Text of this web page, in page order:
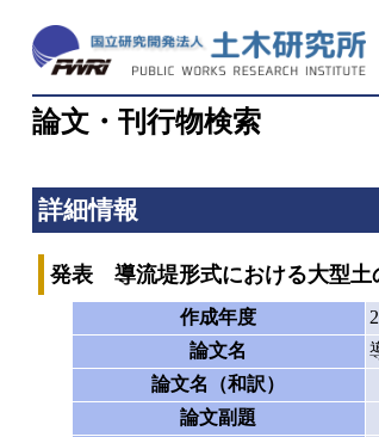
論文・刊行物検索
詳細情報
発表 導流堤形式における大型土
作成年度
論文名
論文名（和訳）
論文副題